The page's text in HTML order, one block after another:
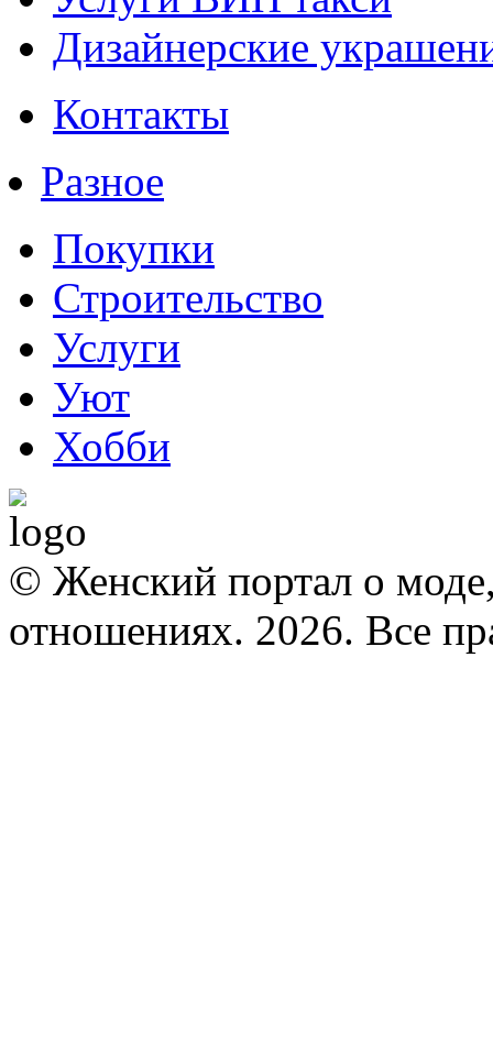
Дизайнерские
Контакты
Разное
Покупки
Строительство
Услуги
Уют
Хобби
© Женский портал о
отношениях. 2026. Все